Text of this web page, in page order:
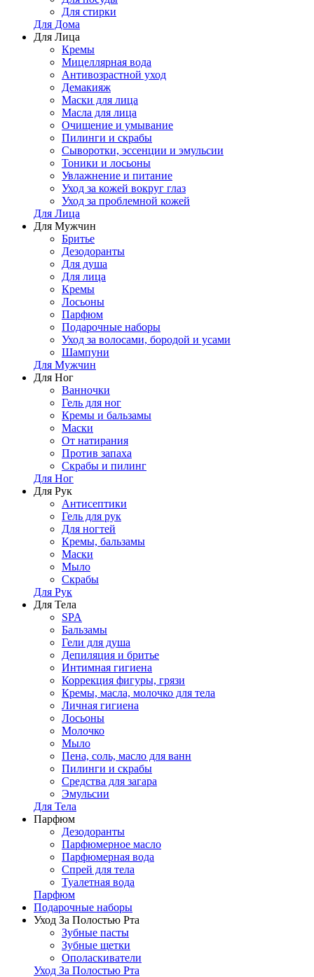
Для стирки
Для Дома
Для Лица
Кремы
Мицеллярная вода
Антивозрастной уход
Демакияж
Маски для лица
Масла для лица
Очищение и умывание
Пилинги и скрабы
Сыворотки, эссенции и эмульсии
Тоники и лосьоны
Увлажнение и питание
Уход за кожей вокруг глаз
Уход за проблемной кожей
Для Лица
Для Мужчин
Бритье
Дезодоранты
Для душа
Для лица
Кремы
Лосьоны
Парфюм
Подарочные наборы
Уход за волосами, бородой и усами
Шампуни
Для Мужчин
Для Ног
Ванночки
Гель для ног
Кремы и бальзамы
Маски
От натирания
Против запаха
Скрабы и пилинг
Для Ног
Для Рук
Антисептики
Гель для рук
Для ногтей
Кремы, бальзамы
Маски
Мыло
Скрабы
Для Рук
Для Тела
SPA
Бальзамы
Гели для душа
Депиляция и бритье
Интимная гигиена
Коррекция фигуры, грязи
Кремы, масла, молочко для тела
Личная гигиена
Лосьоны
Молочко
Мыло
Пена, соль, масло для ванн
Пилинги и скрабы
Средства для загара
Эмульсии
Для Тела
Парфюм
Дезодоранты
Парфюмерное масло
Парфюмерная вода
Спрей для тела
Туалетная вода
Парфюм
Подарочные наборы
Уход За Полостью Рта
Зубные пасты
Зубные щетки
Ополаскиватели
Уход За Полостью Рта